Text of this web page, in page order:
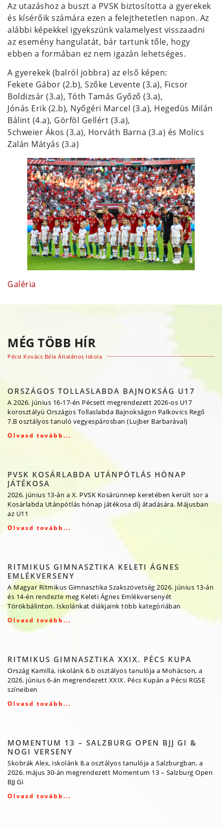
Az utazáshoz a buszt a PVSK biztosította a gyerekek
és kísérőik számára ezen a felejthetetlen napon. Az
alábbi képekkel igyekszünk valamelyest visszaadni
az esemény hangulatát, bár tartunk tőle, hogy
ebben a formában ez nem igazán lehetséges.
A gyerekek (balról jobbra) az első képen:
Fekete Gábor (2.b), Szőke Levente (3.a), Ficsor
Boldizsár (3.a), Tóth Tamás Győző (3.a),
Jónás Erik (2.b), Nyőgéri Marcel (3.a), Hegedüs Milán
Bálint (4.a), Görföl Gellért (3.a),
Schweier Ákos (3.a), Horváth Barna (3.a) és Molics
Zalán Mátyás (3.a)
Galéria
MÉG TÖBB HÍR
Pécsi Kovács Béla Általános Iskola
ORSZÁGOS TOLLASLABDA BAJNOKSÁG U17
A 2026. június 16-17-én Pécsett megrendezett 2026-os U17
korosztályú Országos Tollaslabda Bajnokságon Palkovics Regő
7.B osztályos tanuló vegyespárosban (Lujber Barbarával)
Olvasd tovább...
PVSK KOSÁRLABDA UTÁNPÓTLÁS HÓNAP
JÁTÉKOSA
2026. június 13-án a X. PVSK Kosárünnep keretében került sor a
Kosárlabda Utánpótlás hónap játékosa díj átadására. Májusban
az U11
Olvasd tovább...
RITMIKUS GIMNASZTIKA KELETI ÁGNES
EMLÉKVERSENY
A Magyar Ritmikus Gimnasztika Szakszövetség 2026. június 13-án
és 14-én rendezte meg Keleti Ágnes Emlékversenyét
Törökbálinton. Iskolánkat diákjaink több kategóriában
Olvasd tovább...
RITMIKUS GIMNASZTIKA XXIX. PÉCS KUPA
Ország Kamilla, iskolánk 6.b osztályos tanulója a Mohácson, a
2026. június 6-án megrendezett XXIX. Pécs Kupán a Pécsi RGSE
színeiben
Olvasd tovább...
MOMENTUM 13 – SALZBURG OPEN BJJ GI &
NOGI VERSENY
Skobrák Alex, iskolánk 8.a osztályos tanulója a Salzburgban, a
2026. május 30-án megrendezett Momentum 13 – Salzburg Open
BJJ Gi
Olvasd tovább...